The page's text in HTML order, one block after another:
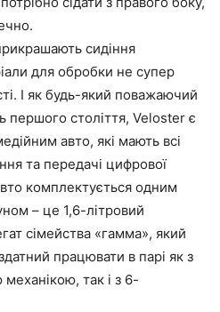
сидіння
для обробки не супер
І як будь-який поважаючий
першого століття, Veloster є
авто, які мають всі
та передачі цифрової
комплектується одним
– це 1,6-літровий
сімейства «гамма», який
працювати в парі як з
так і з 6-